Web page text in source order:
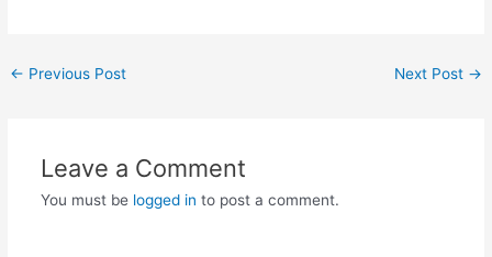
Post
← Previous Post Next Post →
Leave a Comment
You must be logged in to post a comment.